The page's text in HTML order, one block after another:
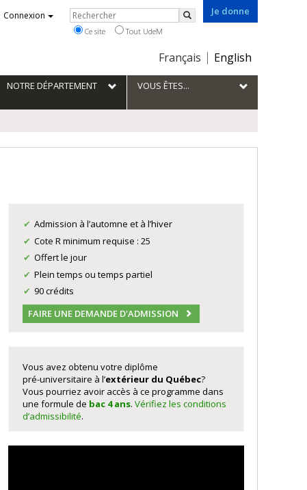
Je donne
Choix
la
langue
Français English
Connexion Rechercher
Rechercher
Ce site Tout UdeM
NOTRE DÉPARTEMENT VOUS ÊTES...
Admission à l’automne et à l’hiver
Cote R minimum requise : 25
Offert le jour
Plein temps ou temps partiel
90 crédits
FAIRE UNE DEMANDE D'ADMISSION
Vous avez obtenu votre diplôme
pré-universitaire à l’extérieur du Québec?
Vous pourriez avoir accès à ce programme dans
une formule de bac 4 ans.Vérifiez les conditions
d’admissibilité.